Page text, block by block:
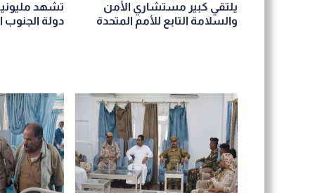
يلتقي كبير مستشاري الأمن
والسلامة التابع للأمم المتحدة
تشهد
دولة الجنوب